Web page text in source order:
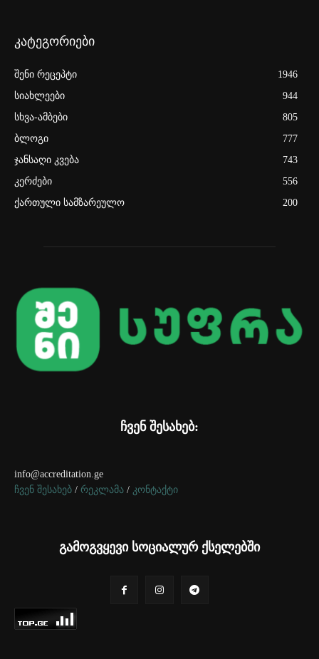
კატეგორიები
შენი რეცეპტი
1946
სიახლეები
944
სხვა-ამბები
805
ბლოგი
777
ჯანსაღი კვება
743
კერძები
556
ქართული სამზარეულო
200
ჩვენ შესახებ:
info@accreditation.ge
ჩვენ შესახებ / რეკლამა / კონტაქტი
გამოგვყევი სოციალურ ქსელებში